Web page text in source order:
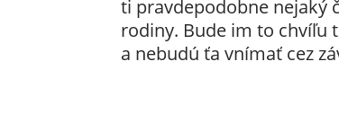
ti pravdepodobne nejaký
rodiny. Bude im to chvíľu
a nebudú ťa vnímať cez